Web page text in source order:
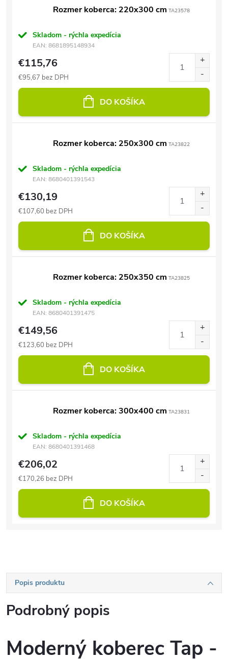
Rozmer koberca: 220x300 cm TA23578
Skladom - rýchla expedícia
EAN: 8681895148934
€115,76
€95,67 bez DPH
DO KOŠÍKA
Rozmer koberca: 250x300 cm TA23822
Skladom - rýchla expedícia
EAN: 8680401391543
€130,19
€107,60 bez DPH
DO KOŠÍKA
Rozmer koberca: 250x350 cm TA23825
Skladom - rýchla expedícia
EAN: 8680401391475
€149,56
€123,60 bez DPH
DO KOŠÍKA
Rozmer koberca: 300x400 cm TA23831
Skladom - rýchla expedícia
EAN: 8680401391468
€206,02
€170,26 bez DPH
DO KOŠÍKA
Popis produktu
Podrobný popis
Moderný koberec Tap -